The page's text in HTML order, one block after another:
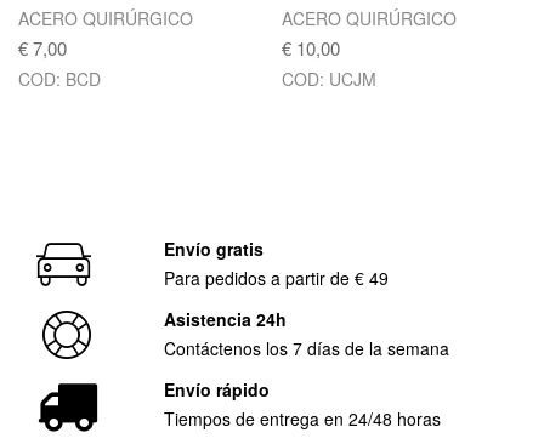
ACERO QUIRÚRGICO
€ 7,00
COD: BCD
ACERO QUIRÚRGICO
€ 10,00
COD: UCJM
Envío gratis
Para pedidos a partir de € 49
Asistencia 24h
Contáctenos los 7 días de la semana
Envío rápido
Tiempos de entrega en 24/48 horas